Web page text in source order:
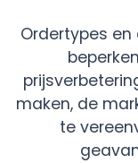
Ordertypes
maken, de
te